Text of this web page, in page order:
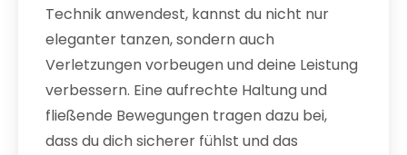
Technik anwendest, kannst du nicht nur
eleganter tanzen, sondern auch
Verletzungen vorbeugen und deine Leistung
verbessern. Eine aufrechte Haltung und
fließende Bewegungen tragen dazu bei,
dass du dich sicherer fühlst und das